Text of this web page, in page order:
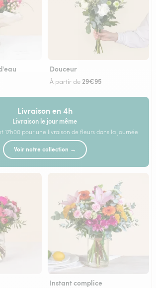
Douceur
À partir de29€95
Livraison en 4h
Livraison le jour même
17h00 pour une livraison de fleurs dans la journée
Voir notre collection →
Instant complice